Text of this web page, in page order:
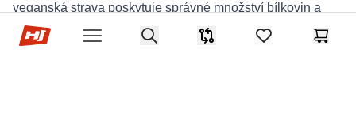
Hop-Sport.cz
Open menu
Search
Srovnávač items in favorites,
Košík
veganská strava poskytuje správné množství bílkovin a
mastných kyselin a hlavně pokrývá energetické potřeby
organismu.